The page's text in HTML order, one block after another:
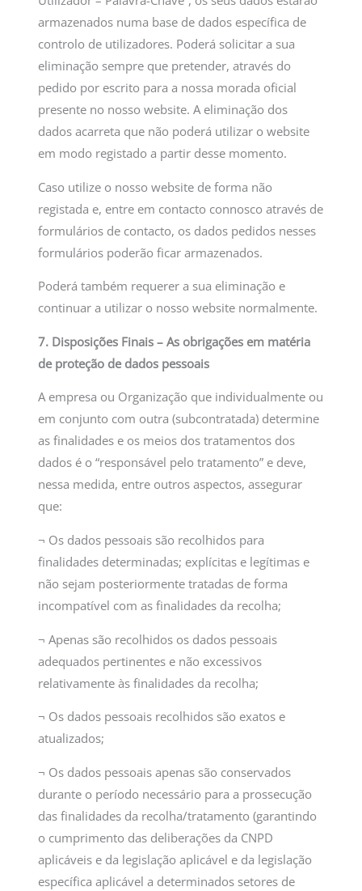
armazenados numa base de dados específica de
controlo de utilizadores. Poderá solicitar a sua
eliminação sempre que pretender, através do
pedido por escrito para a nossa morada oficial
presente no nosso website. A eliminação dos
dados acarreta que não poderá utilizar o website
em modo registado a partir desse momento.
Caso utilize o nosso website de forma não
registada e, entre em contacto connosco através de
formulários de contacto, os dados pedidos nesses
formulários poderão ficar armazenados.
Poderá também requerer a sua eliminação e
continuar a utilizar o nosso website normalmente.
7. Disposições Finais – As obrigações em matéria
de proteção de dados pessoais
A empresa ou Organização que individualmente ou
em conjunto com outra (subcontratada) determine
as finalidades e os meios dos tratamentos dos
dados é o “responsável pelo tratamento” e deve,
nessa medida, entre outros aspectos, assegurar
que:
¬ Os dados pessoais são recolhidos para
finalidades determinadas; explícitas e legítimas e
não sejam posteriormente tratadas de forma
incompatível com as finalidades da recolha;
¬ Apenas são recolhidos os dados pessoais
adequados pertinentes e não excessivos
relativamente às finalidades da recolha;
¬ Os dados pessoais recolhidos são exatos e
atualizados;
¬ Os dados pessoais apenas são conservados
durante o período necessário para a prossecução
das finalidades da recolha/tratamento (garantindo
o cumprimento das deliberações da CNPD
aplicáveis e da legislação aplicável e da legislação
específica aplicável a determinados setores de